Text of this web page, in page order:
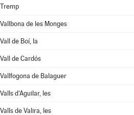
Tremp
Vallbona de les Monges
Vall de Boí, la
Vall de Cardós
Vallfogona de Balaguer
Valls d'Aguilar, les
Valls de Valira, les